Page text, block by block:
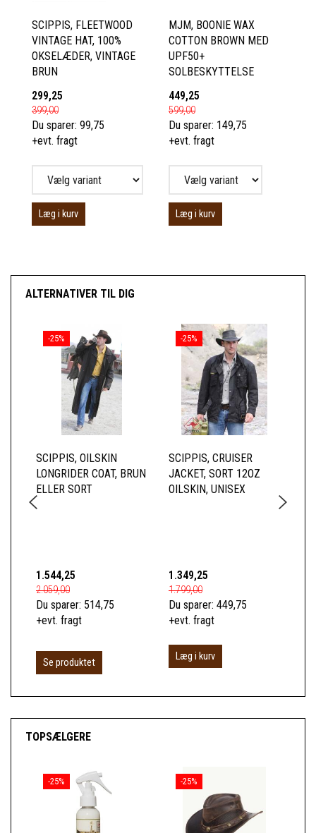
SCIPPIS, FLEETWOOD
VINTAGE HAT, 100%
OKSELÆDER, VINTAGE
BRUN
299,25
399,00
Du sparer: 99,75
+evt. fragt
Læg i kurv
MJM, BOONIE WAX
COTTON BROWN MED
UPF50+
SOLBESKYTTELSE
449,25
599,00
Du sparer: 149,75
+evt. fragt
Læg i kurv
ALTERNATIVER TIL DIG
-25%
SCIPPIS, OILSKIN
LONGRIDER COAT, BRUN
ELLER SORT
1.544,25
2.059,00
Du sparer: 514,75
+evt. fragt
Se produktet
-25%
SCIPPIS, CRUISER
JACKET, SORT 12OZ
OILSKIN, UNISEX
1.349,25
1.799,00
Du sparer: 449,75
+evt. fragt
Læg i kurv
TOPSÆLGERE
-25% -25%